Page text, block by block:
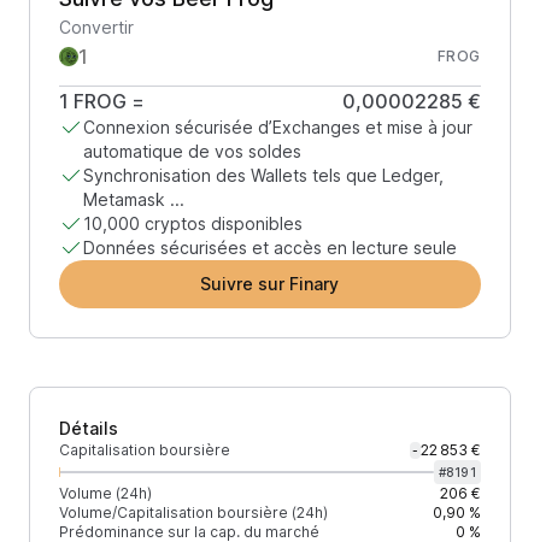
Convertir
FROG
1 FROG = 0,00002285 €
Connexion sécurisée d’Exchanges et mise à jour
automatique de vos soldes
Synchronisation des Wallets tels que Ledger,
Metamask ...
10,000 cryptos disponibles
Données sécurisées et accès en lecture seule
Suivre sur Finary
Détails
Capitalisation boursière - 22 853 €
#8191
Volume (24h)
206 €
Volume/Capitalisation boursière (24h)
0,90 %
Prédominance sur la cap. du marché
0 %